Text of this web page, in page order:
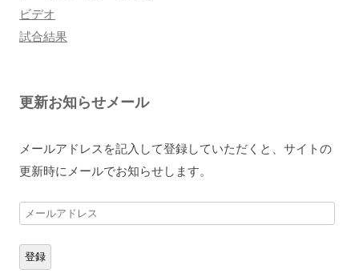
ビデオ
試合結果
更新お知らせメール
メールアドレスを記入して登録していただくと、サイトの
更新時にメールでお知らせします。
メ
ル
ア
登録